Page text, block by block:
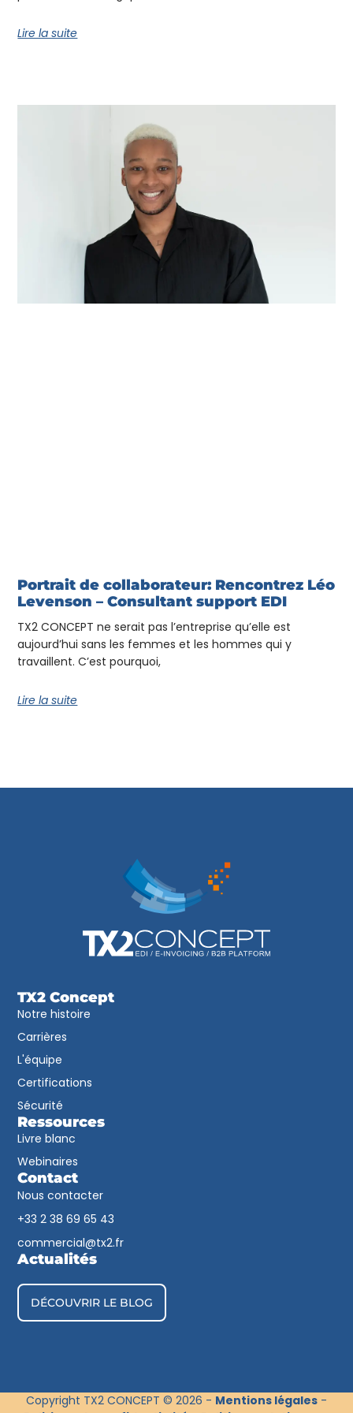
Lire la suite
Portrait de collaborateur: Rencontrez Léo
Levenson – Consultant support EDI
TX2 CONCEPT ne serait pas l’entreprise qu’elle est
aujourd’hui sans les femmes et les hommes qui y
travaillent. C’est pourquoi,
Lire la suite
TX2 Concept
Notre histoire
Carrières
L'équipe
Certifications
Sécurité
Ressources
Livre blanc
Webinaires
Contact
Nous contacter
+33 2 38 69 65 43​
commercial@tx2.fr
Actualités
DÉCOUVRIR LE BLOG
Copyright TX2 CONCEPT © 2026 - Mentions légales -